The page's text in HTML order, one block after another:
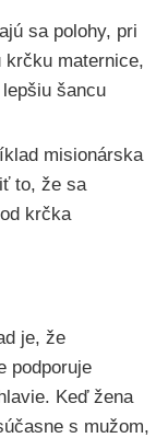
sa polohy, pri
maternice,
šancu
misionárska
to, že sa
krčka
je, že
podporuje
Keď žena
s mužom,